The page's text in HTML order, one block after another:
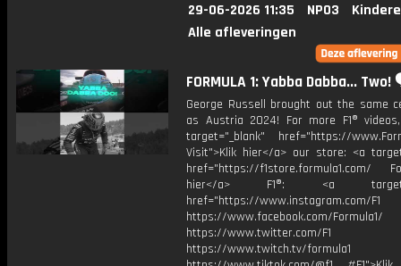
29-06-2026 11:35 NPO3
Alle afleveringen
FORMULA 1: Yabba Dabba...
George Russell brought out the same
as Austria 2024! For more F1®
target="_blank" href="https://
Visit">Klik hier</a> our store: <a
href="https://f1store.formula1.com/
hier</a> F1®: <a
href="https://www.instagram.com/F1
https://www.facebook.com/Formula1/
https://www.twitter.com/F1
https://www.twitch.tv/formula1